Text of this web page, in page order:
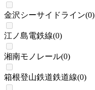
金沢シーサイドライン(0)
江ノ島電鉄線(0)
湘南モノレール(0)
箱根登山鉄道鉄道線(0)